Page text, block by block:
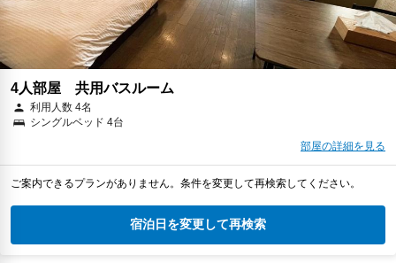
4人部屋 共用バスルーム
利用人数 4名
シングルベッド 4台
部屋の詳細を見る
ご案内できるプランがありません。条件を変更して再検索してください。
宿泊日を変更して再検索